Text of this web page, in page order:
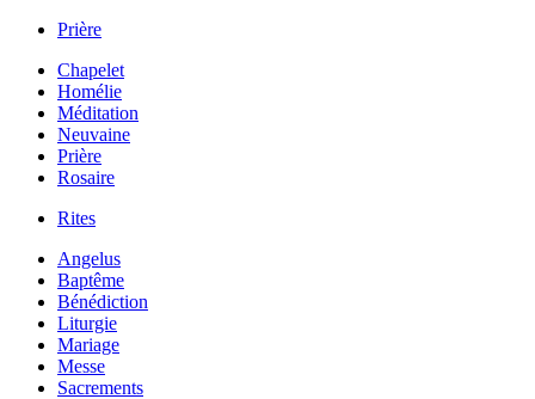
Prière
Chapelet
Homélie
Méditation
Neuvaine
Prière
Rosaire
Rites
Angelus
Baptême
Bénédiction
Liturgie
Mariage
Messe
Sacrements